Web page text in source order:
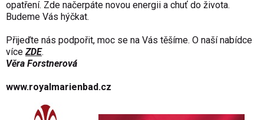
opatření. Zde načerpáte novou energii a chuť do života.
Budeme Vás hýčkat.
Přijeďte nás podpořit, moc se na Vás těšíme. O naší nabídce
více ZDE.
Věra Forstnerová
www.royalmarienbad.cz